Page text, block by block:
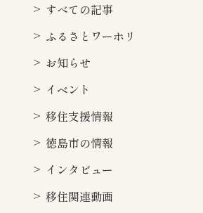
すべての記事
ふるさとワーホリ
お知らせ
イベント
移住支援情報
徳島市の情報
インタビュー
移住関連動画